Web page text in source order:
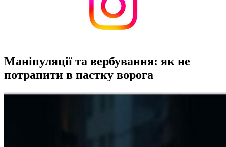
Маніпуляції та вербування: як не
потрапити в пастку ворога